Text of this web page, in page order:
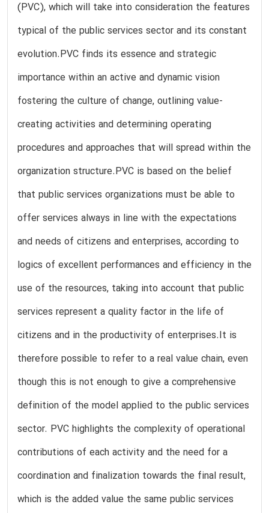
(PVC), which will take into consideration the features
typical of the public services sector and its constant
evolution.PVC finds its essence and strategic
importance within an active and dynamic vision
fostering the culture of change, outlining value-
creating activities and determining operating
procedures and approaches that will spread within the
organization structure.PVC is based on the belief
that public services organizations must be able to
offer services always in line with the expectations
and needs of citizens and enterprises, according to
logics of excellent performances and efficiency in the
use of the resources, taking into account that public
services represent a quality factor in the life of
citizens and in the productivity of enterprises.It is
therefore possible to refer to a real value chain, even
though this is not enough to give a comprehensive
definition of the model applied to the public services
sector. PVC highlights the complexity of operational
contributions of each activity and the need for a
coordination and finalization towards the final result,
which is the added value the same public services